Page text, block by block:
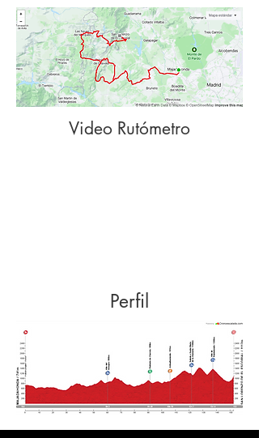
Video Rutómetro
Perfil